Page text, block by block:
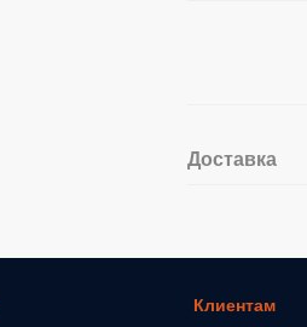
Доставка
Клиентам